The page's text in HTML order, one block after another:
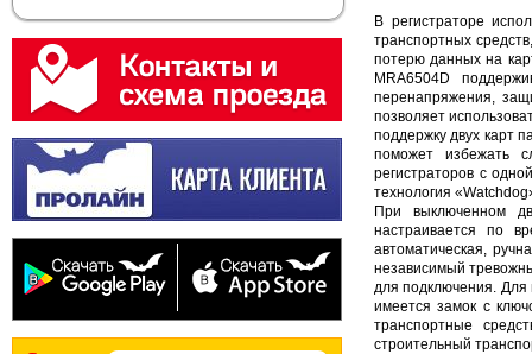
В регистраторе
транспортных
потерю данных на
MRA6504D
перенапряжения,
позволяет
поддержку двух карт
поможет избежать
регистраторов с
технология
При выключенном
настраивается по
автоматическая,
независимый
для подключения. Для
имеется замок с
транспортные
строительный